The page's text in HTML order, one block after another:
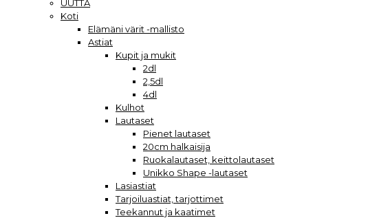
UUTTA
Koti
Elämäni värit -mallisto
Astiat
Kupit ja mukit
2dl
2,5dl
4dl
Kulhot
Lautaset
Pienet lautaset
20cm halkaisija
Ruokalautaset, keittolautaset
Unikko Shape -lautaset
Lasiastiat
Tarjoiluastiat, tarjottimet
Teekannut ja kaatimet